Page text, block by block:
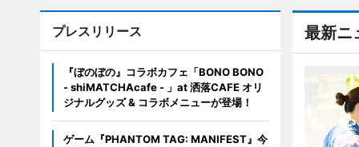
最新ニ
プレスリリース
『ぼのぼの』コラボカフェ「BONO BONO
- shiMATCHAcafe - 」at 洒落CAFE オリ
ジナルグッズ & コラボメニューが登場！
ゲーム『PHANTOM TAG: MANIFEST』今